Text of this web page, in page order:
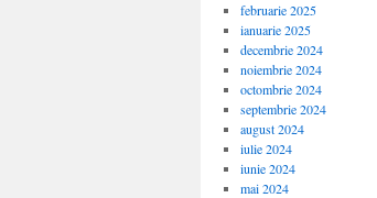
februarie 2025
ianuarie 2025
decembrie 2024
noiembrie 2024
octombrie 2024
septembrie 2024
august 2024
iulie 2024
iunie 2024
mai 2024